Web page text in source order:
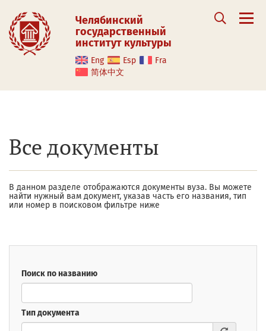
Челябинский
государственный
институт культуры
Eng Esp
Fra
简体中文
Все документы
В данном разделе отображаются документы вуза. Вы можете
найти нужный вам документ, указав часть его названия, тип
или номер в поисковом фильтре ниже
Поиск по названию
Тип документа